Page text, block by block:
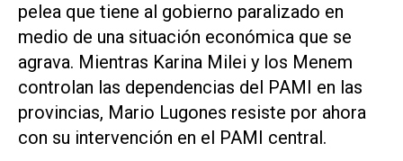
pelea que tiene al gobierno paralizado en
medio de una situación económica que se
agrava. Mientras Karina Milei y los Menem
controlan las dependencias del PAMI en las
provincias, Mario Lugones resiste por ahora
con su intervención en el PAMI central.